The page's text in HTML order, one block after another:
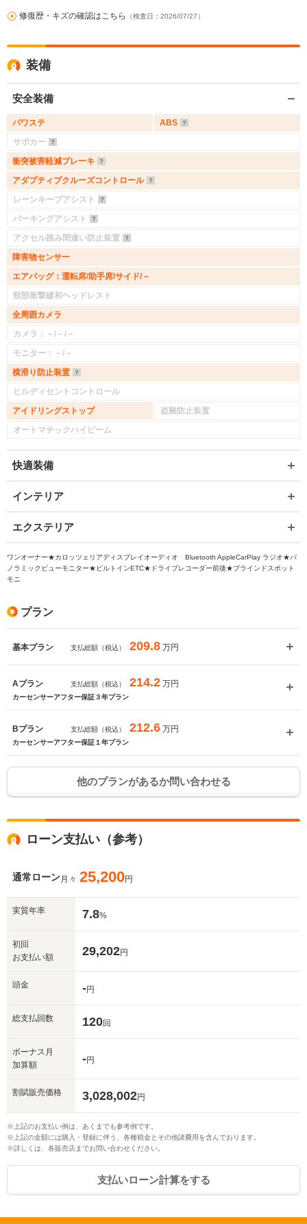
修復歴・キズの確認はこちら （検査日：2026/07/27）
装備
安全装備
パワステ
ABS
サポカー
衝突被害軽減ブレーキ
アダプティブクルーズコントロール
レーンキープアシスト
パーキングアシスト
アクセル踏み間違い防止装置
障害物センサー
エアバッグ：運転席/助手席/サイド/－
頸部衝撃緩和ヘッドレスト
全周囲カメラ
カメラ：－/－/－
モニター：－/－
横滑り防止装置
ヒルディセントコントロール
アイドリングストップ
盗難防止装置
オートマチックハイビーム
快適装備
インテリア
エクステリア
ワンオーナー★カロッツェリアディスプレイオーディオ Bluetooth AppleCarPlay ラジオ★パ
ノラミックビューモニター★ビルトインETC★ドライブレコーダー前後★ブラインドスポット
モニ
プラン
基本プラン 支払総額（税込） 209.8 万円
Aプラン 支払総額（税込） 214.2 万円
カーセンサーアフター保証３年プラン
Bプラン 支払総額（税込） 212.6 万円
カーセンサーアフター保証１年プラン
他のプランがあるか問い合わせる
ローン支払い（参考）
通常ローン月々 25,200円
実質年率 7.8%
初回
お支払い額
29,202円
頭金 -円
総支払回数 120回
ボーナス月
加算額
-円
割賦販売価格 3,028,002円
※上記のお支払い例は、あくまでも参考例です。
※上記の金額には購入・登録に伴う、各種税金とその他諸費用を含んでおります。
※詳しくは、各販売店までお問い合わせください。
支払いローン計算をする